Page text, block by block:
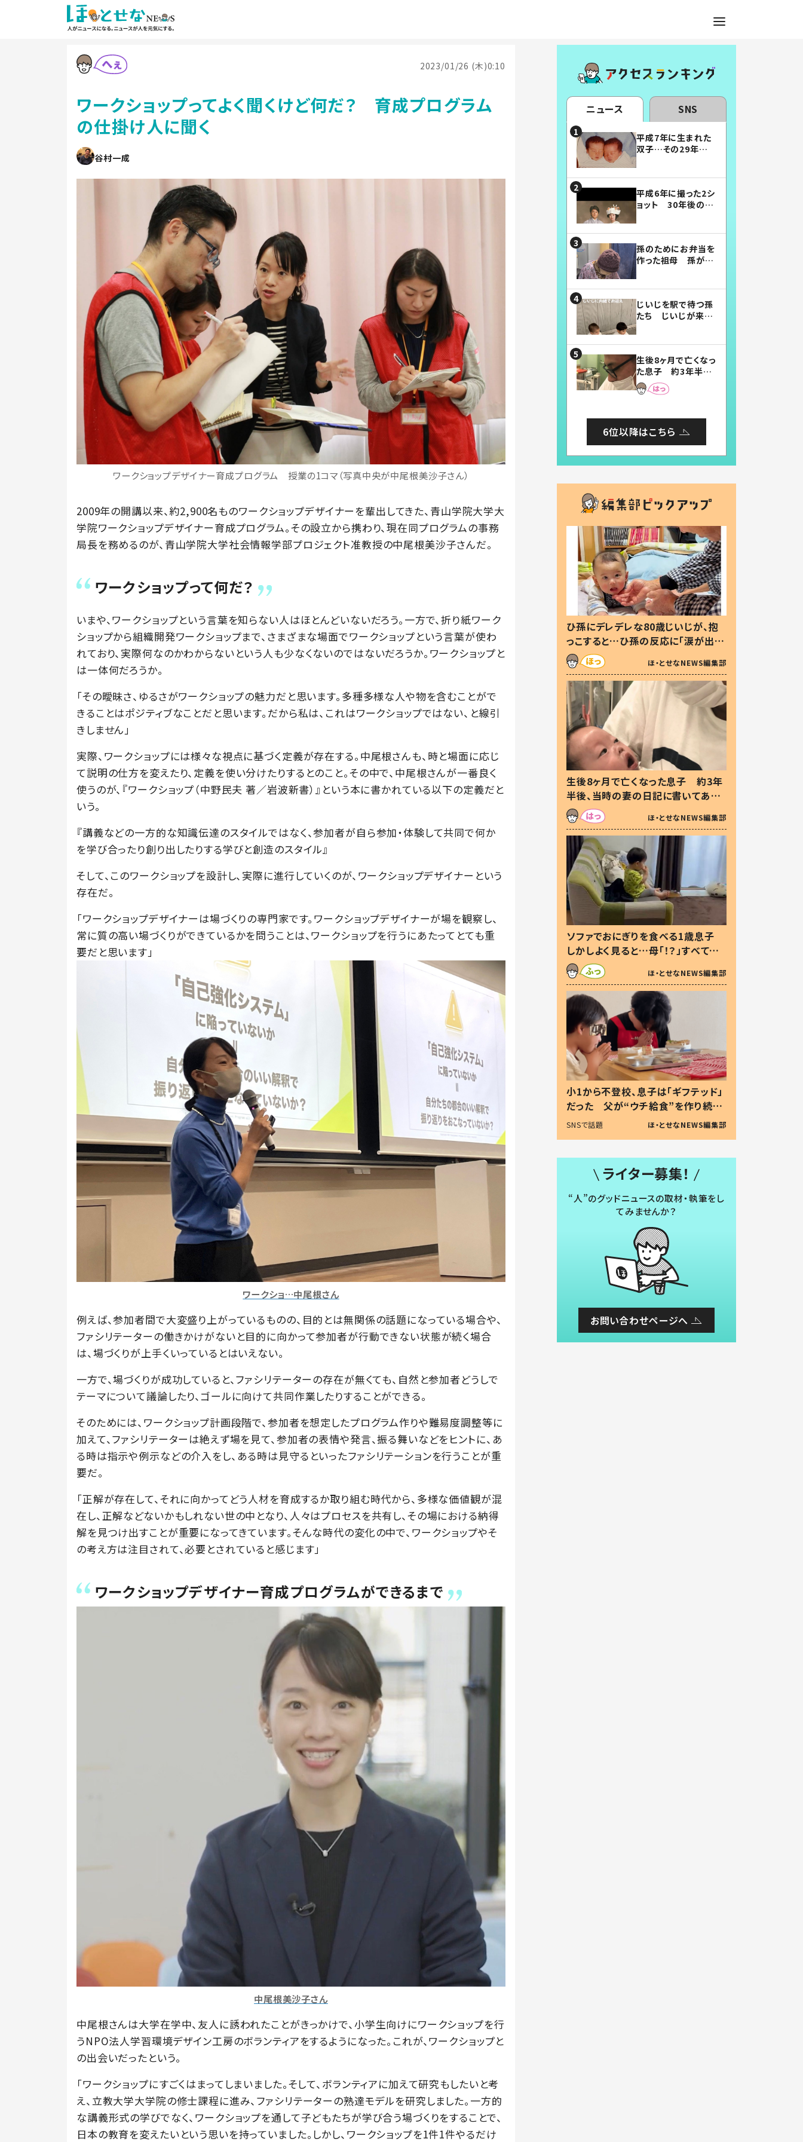
2023/01/26 (木)0:10
ワークショップってよく聞くけど何だ？ 育成プログラム
の仕掛け人に聞く
谷村一成
ワークショップデザイナー育成プログラム 授業の1コマ（写真中央が中尾根美沙子さん）
2009年の開講以来、約2,900名ものワークショップデザイナーを輩出してきた、青山学院大学大
学院ワークショップデザイナー育成プログラム。その設立から携わり、現在同プログラムの事務
局長を務めるのが、青山学院大学社会情報学部プロジェクト准教授の中尾根美沙子さんだ。
ワークショップって何だ？
いまや、ワークショップという言葉を知らない人はほとんどいないだろう。一方で、折り紙ワーク
ショップから組織開発ワークショップまで、さまざまな場面でワークショップという言葉が使わ
れており、実際何なのかわからないという人も少なくないのではないだろうか。ワークショップと
は一体何だろうか。
「その曖昧さ、ゆるさがワークショップの魅力だと思います。多種多様な人や物を含むことがで
きることはポジティブなことだと思います。だから私は、これはワークショップではない、と線引
きしません」
実際、ワークショップには様々な視点に基づく定義が存在する。中尾根さんも、時と場面に応じ
て説明の仕方を変えたり、定義を使い分けたりするとのこと。その中で、中尾根さんが一番良く
使うのが、『ワークショップ（中野民夫 著／岩波新書）』という本に書かれている以下の定義だと
いう。
『講義などの一方的な知識伝達のスタイルではなく、参加者が自ら参加・体験して共同で何か
を学び合ったり創り出したりする学びと創造のスタイル』
そして、このワークショップを設計し、実際に進行していくのが、ワークショップデザイナーという
存在だ。
「ワークショップデザイナーは場づくりの専門家です。ワークショップデザイナーが場を観察し、
常に質の高い場づくりができているかを問うことは、ワークショップを行うにあたってとても重
要だと思います」
ワークショ…中尾根さん
例えば、参加者間で大変盛り上がっているものの、目的とは無関係の話題になっている場合や、
ファシリテーターの働きかけがないと目的に向かって参加者が行動できない状態が続く場合
は、場づくりが上手くいっているとはいえない。
一方で、場づくりが成功していると、ファシリテーターの存在が無くても、自然と参加者どうしで
テーマについて議論したり、ゴールに向けて共同作業したりすることができる。
そのためには、ワークショップ計画段階で、参加者を想定したプログラム作りや難易度調整等に
加えて、ファシリテーターは絶えず場を見て、参加者の表情や発言、振る舞いなどをヒントに、あ
る時は指示や例示などの介入をし、ある時は見守るといったファシリテーションを行うことが重
要だ。
「正解が存在して、それに向かってどう人材を育成するか取り組む時代から、多様な価値観が混
在し、正解などないかもしれない世の中となり、人々はプロセスを共有し、その場における納得
解を見つけ出すことが重要になってきています。そんな時代の変化の中で、ワークショップやそ
の考え方は注目されて、必要とされていると感じます」
ワークショップデザイナー育成プログラムができるまで
中尾根美沙子さん
中尾根さんは大学在学中、友人に誘われたことがきっかけで、小学生向けにワークショップを行
うNPO法人学習環境デザイン工房のボランティアをするようになった。これが、ワークショップと
の出会いだったという。
「ワークショップにすごくはまってしまいました。そして、ボランティアに加えて研究もしたいと考
え、立教大学大学院の修士課程に進み、ファシリテーターの熟達モデルを研究しました。一方的
な講義形式の学びでなく、ワークショップを通して子どもたちが学び合う場づくりをすることで、
日本の教育を変えたいという思いを持っていました。しかし、ワークショップを1件1件やるだけ
ニュース SNS
平成7年に生まれた
双子…その29年後
平成6年に撮った2シ
ョット 30年後の姿
孫のためにお弁当を
作った祖母 孫が絶
じいじを駅で待つ孫
たち じいじが来た
まらない」「幸せにな
れる」
生後8ヶ月で亡くなっ
た息子 約3年半
後、当時の妻の日記
に書いてあった本音
6位以降はこちら
ひ孫にデレデレな80歳じいじが、抱
っこすると…ひ孫の反応に「涙が出ま
した」「可愛くて仕方ない」
ほ・とせなNEWS編集部
生後8ヶ月で亡くなった息子 約3年
半後、当時の妻の日記に書いてあっ
た本音とは
ほ・とせなNEWS編集部
ソファでおにぎりを食べる1歳息子
しかしよく見ると…母「！？」すべてを
察した母の投稿に「可愛いから許
す！」「現行犯〜」
ほ・とせなNEWS編集部
小1から不登校、息子は「ギフテッド」
だった 父が“ウチ給食”を作り続け
る理由とは #令和の親 #令和の子
SNSで話題 ほ・とせなNEWS編集部
ライター募集！
“人”のグッドニュースの取材・執筆をし
てみませんか？
お問い合わせページへ